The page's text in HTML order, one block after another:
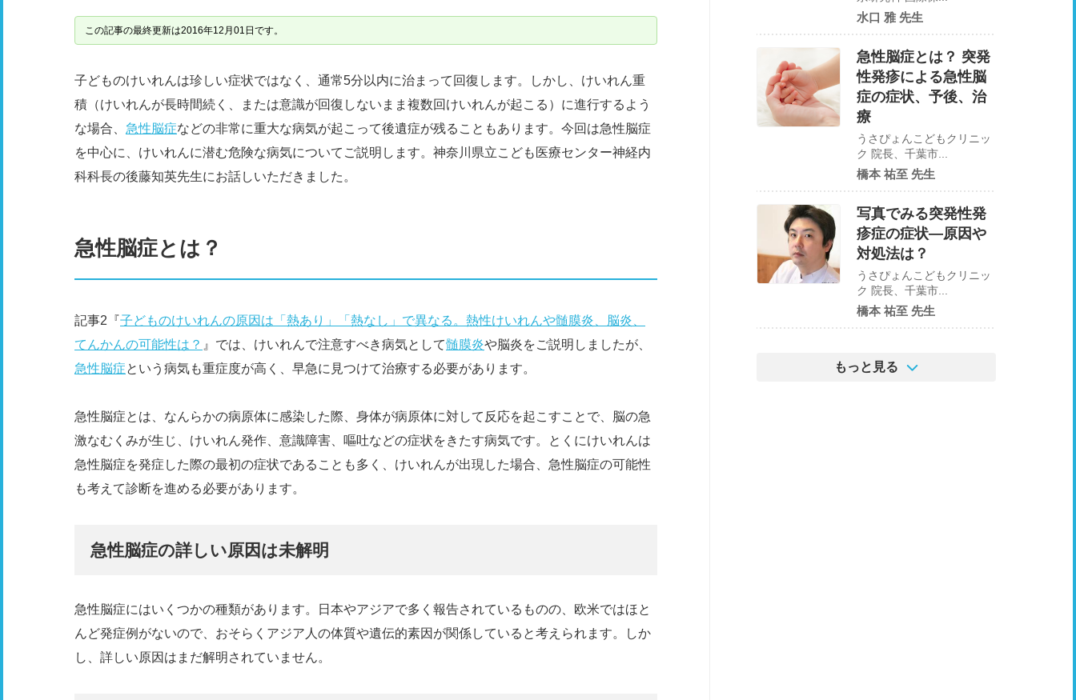
この記事の最終更新は2016年12月01日です。
子どものけいれんは珍しい症状ではなく、通常5分以内に治まって回復します。しかし、けいれん重
積（けいれんが長時間続く、または意識が回復しないまま複数回けいれんが起こる）に進行するよう
な場合、 急性脳症などの非常に重大な病気が起こって後遺症が残ることもあります。今回は急性脳症
を中心に、けいれんに潜む危険な病気についてご説明します。神奈川県立こども医療センター神経内
科科長の後藤知英先生にお話しいただきました。
急性脳症とは？
記事2『子どものけいれんの原因は「熱あり」「熱なし」で異なる。熱性けいれんや髄膜炎、脳炎、
てんかんの可能性は？ 』では、けいれんで注意すべき病気として髄膜炎や脳炎をご説明しましたが、
急性脳症という病気も重症度が高く、早急に見つけて治療する必要があります。
急性脳症とは、なんらかの病原体に感染した際、身体が病原体に対して反応を起こすことで、脳の急
激なむくみが生じ、けいれん発作、意識障害、嘔吐などの症状をきたす病気です。とくにけいれんは
急性脳症を発症した際の最初の症状であることも多く、けいれんが出現した場合、急性脳症の可能性
も考えて診断を進める必要があります。
急性脳症の詳しい原因は未解明
急性脳症にはいくつかの種類があります。日本やアジアで多く報告されているものの、欧米ではほと
んど発症例がないので、おそらくアジア人の体質や遺伝的素因が関係していると考えられます。しか
し、詳しい原因はまだ解明されていません。
水口 雅 先生
急性脳症とは？ 突発
性発疹による急性脳
症の症状、予後、治
療
うさぴょんこどもクリニッ
ク 院長、千葉市...
橋本 祐至 先生
写真でみる突発性発
疹症の症状―原因や
対処法は？
うさぴょんこどもクリニッ
ク 院長、千葉市...
橋本 祐至 先生
もっと見る